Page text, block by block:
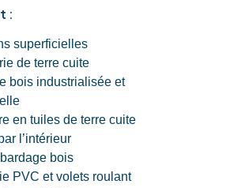
:
superficielles
de terre cuite
bois industrialisée et
en tuiles de terre cuite
l’intérieur
bois
PVC et volets roulant